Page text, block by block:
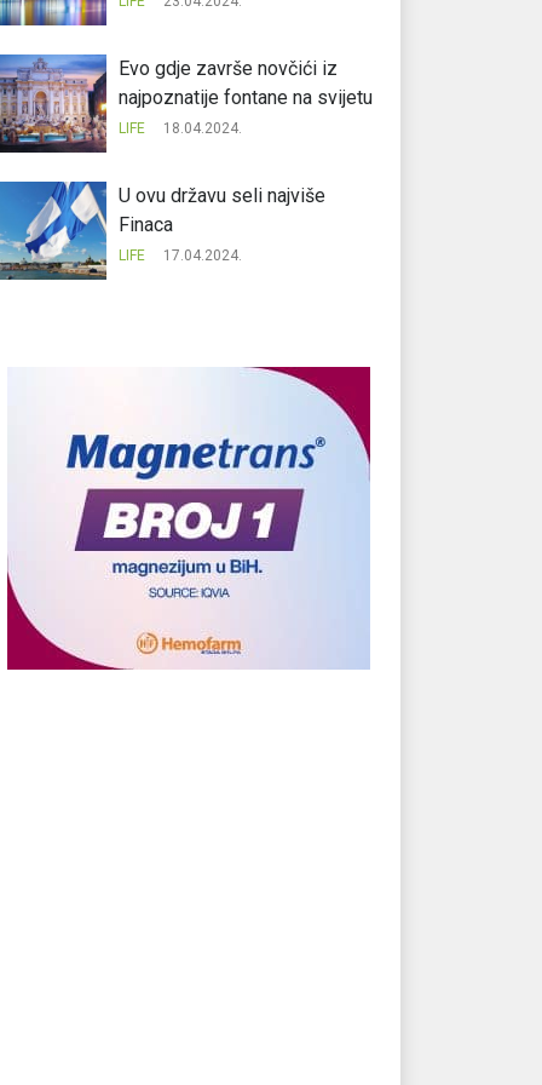
Evo gdje završe novčići iz
najpoznatije fontane na svijetu
LIFE 18.04.2024.
U ovu državu seli najviše
Finaca
LIFE 17.04.2024.